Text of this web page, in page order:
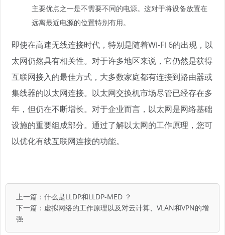
主要优点之一是不需要不同的电源。这对于将设备放置在
远离最近电源的位置特别有用。
即使在高速无线连接时代，特别是随着Wi-Fi 6的出现，以
太网仍然具有相关性。对于许多地区来说，它仍然是获得
互联网接入的最佳方式，大多数家庭都有连接到路由器或
集线器的以太网连接。以太网交换机市场尽管已经存在多
年，但仍在不断增长。对于企业而言，以太网是网络基础
设施的重要组成部分。通过了解以太网的工作原理，您可
以优化有线互联网连接的功能。
上一篇： 什么是LLDP和LLDP-MED ？
下一篇： 虚拟网络的工作原理以及对云计算、VLAN和VPN的增
强